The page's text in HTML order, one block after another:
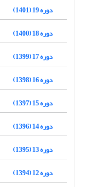
دوره 19 (1401)
دوره 18 (1400)
دوره 17 (1399)
دوره 16 (1398)
دوره 15 (1397)
دوره 14 (1396)
دوره 13 (1395)
دوره 12 (1394)